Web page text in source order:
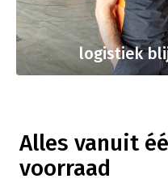
logistiek
Alles vanuit
voorraad